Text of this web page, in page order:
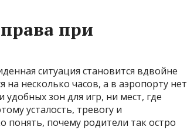
при
ситуация становится вдвойне
несколько часов, а в аэропорту нет
зон для игр, ни мест, где
усталость, тревогу и
понять, почему родители так остро